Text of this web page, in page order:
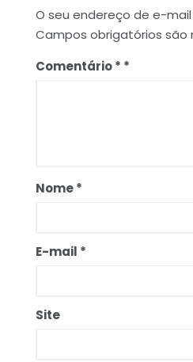
O seu endereço de e-
Campos obrigatórios são
Comentário*
Nome*
E-mail *
Site